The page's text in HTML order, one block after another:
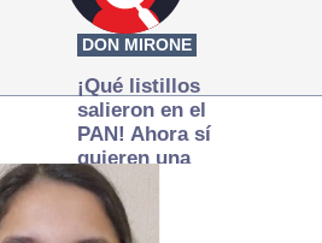
DON MIRONE
¡Qué listillos
salieron en el
PAN! Ahora sí
quieren una
Fiscalía
autónoma… y
transexenal